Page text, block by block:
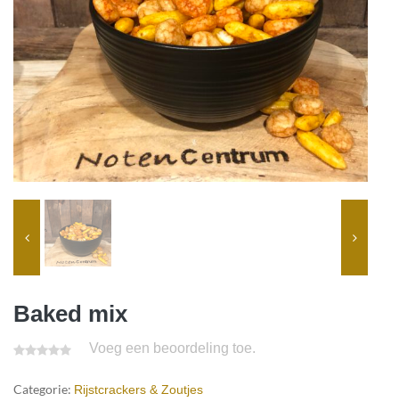
Baked mix
Voeg een beoordeling toe.
Categorie: Rijstcrackers & Zoutjes